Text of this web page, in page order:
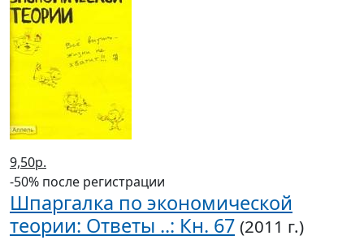
9,50р.
-50% после регистрации
Шпаргалка по экономической
теории: Ответы ..: Кн. 67 (2011 г.)